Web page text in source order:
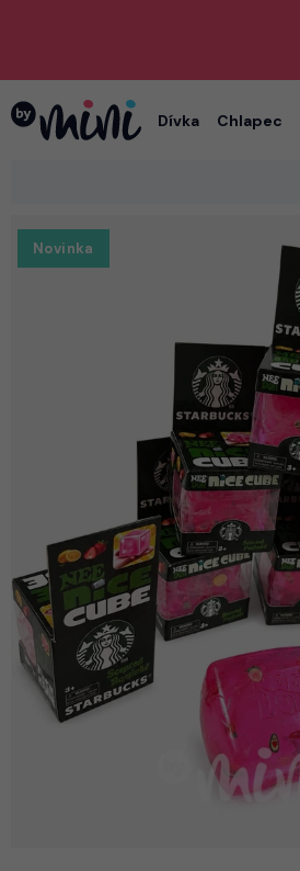
Dívka Chlapec
Novinka